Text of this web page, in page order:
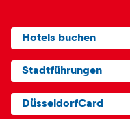
Hotels buchen
Stadtführungen
DüsseldorfCard